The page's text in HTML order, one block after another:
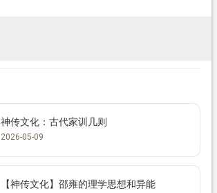
神传文化：古代家训几则
2026-05-09
【神传文化】邵雍的理学思想和异能